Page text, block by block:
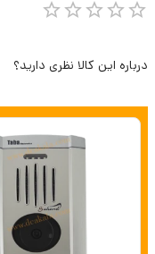
درباره این کالا نظری دارید؟